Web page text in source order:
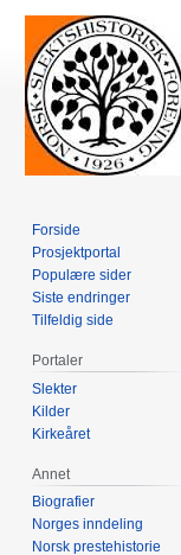
Forside
Prosjektportal
Populære sider
Siste endringer
Tilfeldig side
Portaler
Slekter
Kilder
Kirkeåret
Annet
Biografier
Norges inndeling
Norsk prestehistorie